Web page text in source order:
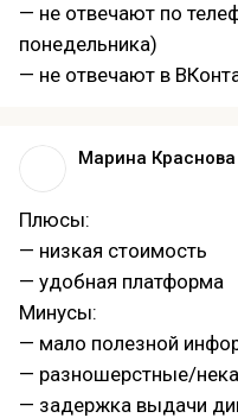
— не отвечают по
понедельника)
— не отвечают в
Марина Краснова
Плюсы:
— низкая стоимость
— удобная платформа
Минусы:
— мало полезной
— разношерстные/
— задержка выдачи